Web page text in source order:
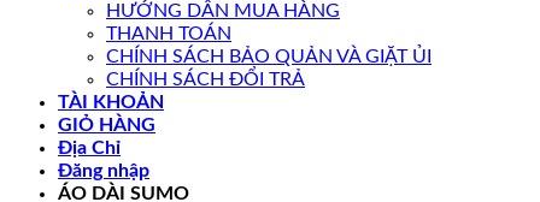
HƯỚNG DẪN MUA HÀNG
THANH TOÁN
CHÍNH SÁCH BẢO QUẢN VÀ GIẶT ỦI
CHÍNH SÁCH ĐỔI TRẢ
TÀI KHOẢN
GIỎ HÀNG
Địa Chỉ
Đăng nhập
ÁO DÀI SUMO